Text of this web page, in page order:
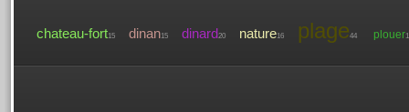
chateau-fort15 dinan15 dinard20 nature16 plage44 plouer